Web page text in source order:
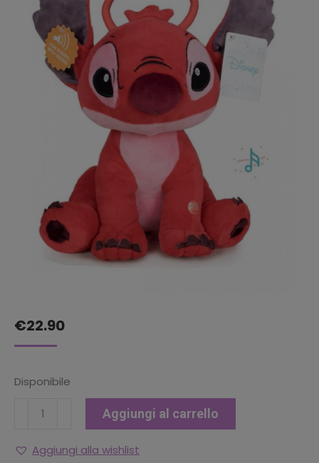
€22.90
Disponibile
LEROY
ROSSO
Aggiungi al carrello
Aggiungi alla wishlist